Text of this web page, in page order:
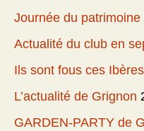
Journée du patrimoine
Actualité du club en
Ils sont fous ces
L’actualité de Grignon
GARDEN-PARTY de